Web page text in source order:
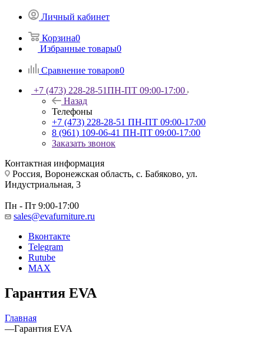
Личный кабинет
Корзина0
Избранные товары0
Сравнение товаров0
+7 (473) 228-28-51ПН-ПТ 09:00-17:00
Назад
Телефоны
+7 (473) 228-28-51 ПН-ПТ 09:00-17:00
8 (961) 109-06-41 ПН-ПТ 09:00-17:00
Заказать звонок
Контактная информация
Россия, Воронежская область, с. Бабяково, ул.
Индустриальная, 3
Пн - Пт 9:00-17:00
sales@evafurniture.ru
Вконтакте
Telegram
Rutube
MAX
Гарантия EVA
Главная
—Гарантия EVA